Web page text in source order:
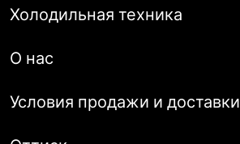
Холодильная техника
О нас
Условия продажи и доставки